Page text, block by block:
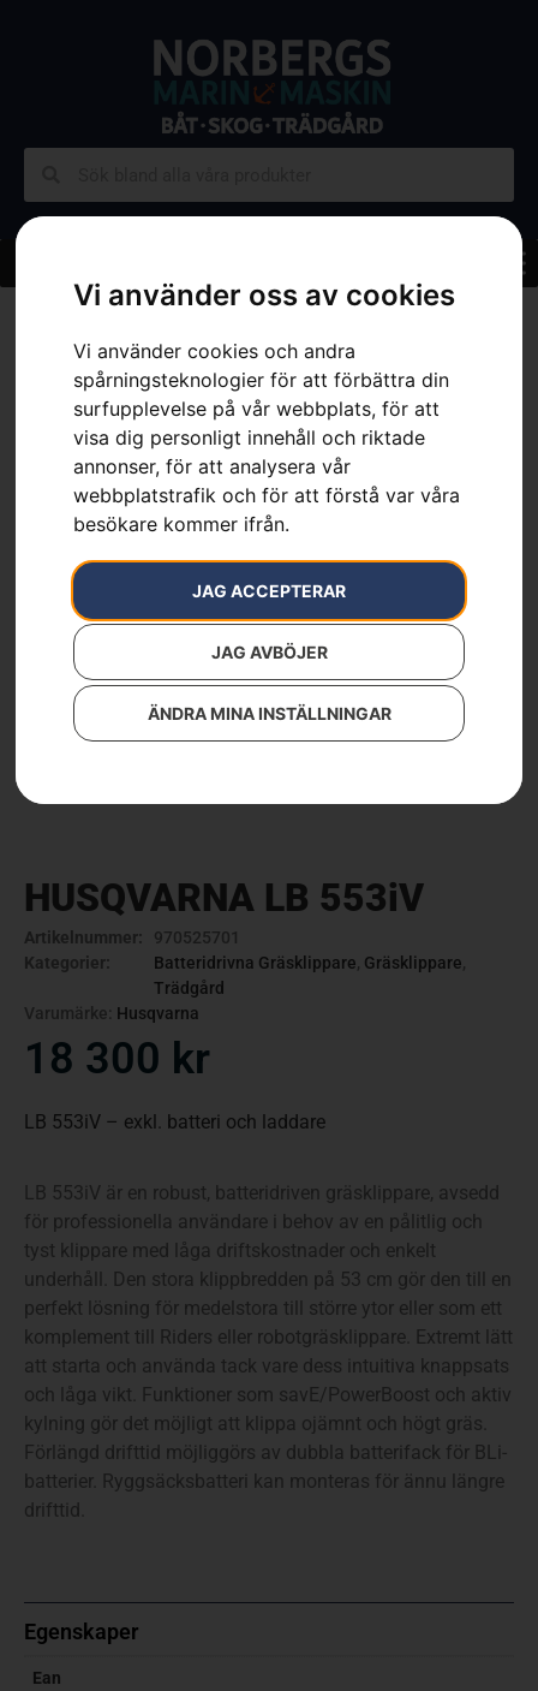
Vi använder oss av cookies
Vi använder cookies och andra
spårningsteknologier för att förbättra din
surfupplevelse på vår webbplats, för att
visa dig personligt innehåll och riktade
annonser, för att analysera vår
webbplatstrafik och för att förstå var våra
besökare kommer ifrån.
JAG ACCEPTERAR
JAG AVBÖJER
ÄNDRA MINA INSTÄLLNINGAR
HUSQVARNA LB 553iV
Artikelnummer:
970525701
Kategorier:
Batteridrivna Gräsklippare, Gräsklippare,
Trädgård
Varumärke: Husqvarna
18 300 kr
LB 553iV – exkl. batteri och laddare
LB 553iV är en robust, batteridriven gräsklippare, avsedd
för professionella användare i behov av en pålitlig och
tyst klippare med låga driftskostnader och enkelt
underhåll. Den stora klippbredden på 53 cm gör den till en
perfekt lösning för medelstora till större ytor eller som ett
komplement till Riders eller robotgräsklippare. Extremt lätt
att starta och använda tack vare dess intuitiva knappsats
och låga vikt. Funktioner som savE/PowerBoost och aktiv
kylning gör det möjligt att klippa ojämnt och högt gräs.
Förlängd drifttid möjliggörs av dubbla batterifack för BLi-
batterier. Ryggsäcksbatteri kan monteras för ännu längre
drifttid.
Egenskaper
Ean